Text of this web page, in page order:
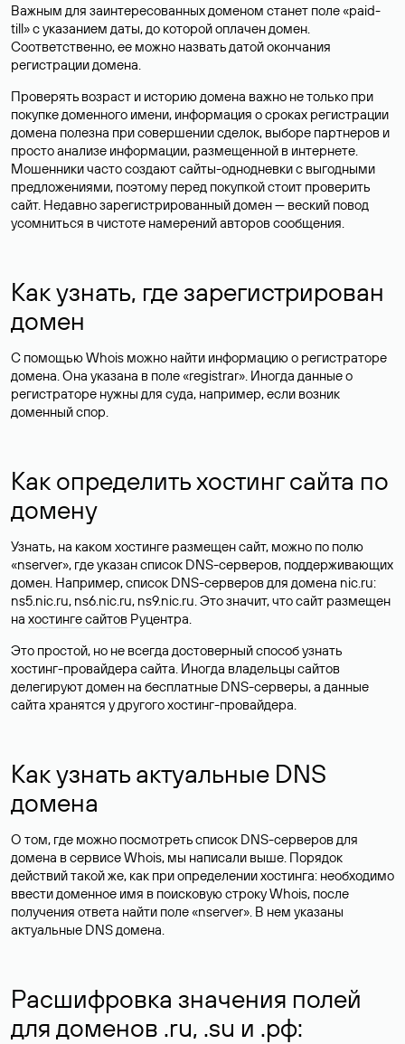
Важным для заинтересованных доменом станет поле «paid-
till» с указанием даты, до которой оплачен домен.
Соответственно, ее можно назвать датой окончания
регистрации домена.
Проверять возраст и историю домена важно не только при
покупке доменного имени, информация о сроках регистрации
домена полезна при совершении сделок, выборе партнеров и
просто анализе информации, размещенной в интернете.
Мошенники часто создают сайты-однодневки с выгодными
предложениями, поэтому перед покупкой стоит проверить
сайт. Недавно зарегистрированный домен — веский повод
усомниться в чистоте намерений авторов сообщения.
Как узнать, где зарегистрирован
домен
С помощью Whois можно найти информацию о регистраторе
домена. Она указана в поле «registrar». Иногда данные о
регистраторе нужны для суда, например, если возник
доменный спор.
Как определить хостинг сайта по
домену
Узнать, на каком хостинге размещен сайт, можно по полю
«nserver», где указан список DNS-серверов, поддерживающих
домен. Например, список DNS-серверов для домена nic.ru:
ns5.nic.ru, ns6.nic.ru, ns9.nic.ru. Это значит, что сайт размещен
на хостинге сайтов Руцентра.
Это простой, но не всегда достоверный способ узнать
хостинг-провайдера сайта. Иногда владельцы сайтов
делегируют домен на бесплатные DNS-серверы, а данные
сайта хранятся у другого хостинг-провайдера.
Как узнать актуальные DNS
домена
О том, где можно посмотреть список DNS-серверов для
домена в сервисе Whois, мы написали выше. Порядок
действий такой же, как при определении хостинга: необходимо
ввести доменное имя в поисковую строку Whois, после
получения ответа найти поле «nserver». В нем указаны
актуальные DNS домена.
Расшифровка значения полей
для доменов .ru, .su и .рф: